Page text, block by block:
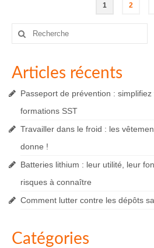
des
1 2
Rechercher
Articles récents
Passeport de prévention :
formations SST
Travailler dans le froid : les
donne !
Batteries lithium : leur utilité, leur
risques à connaître
Comment lutter contre les dépôts
Catégories